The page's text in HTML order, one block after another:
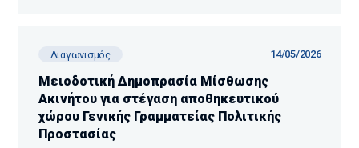
Διαγωνισμός 14/05/2026
Μειοδοτική Δημοπρασία Μίσθωσης
Ακινήτου για στέγαση αποθηκευτικού
χώρου Γενικής Γραμματείας Πολιτικής
Προστασίας